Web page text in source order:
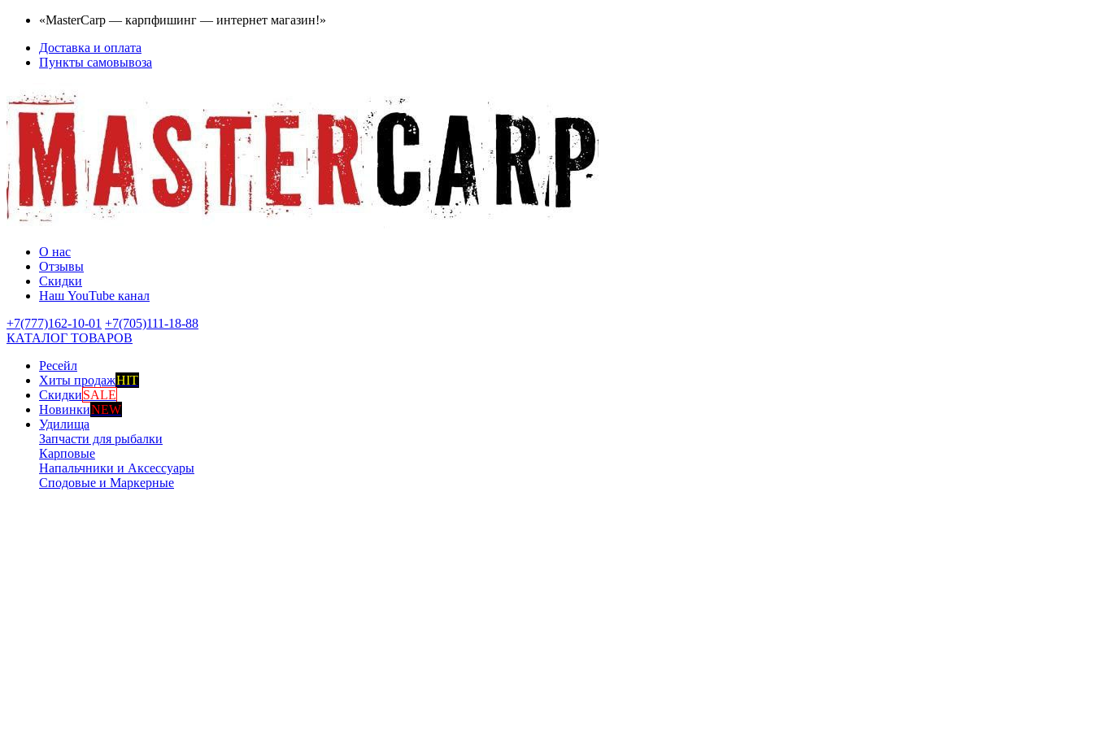
«MasterCarp — карпфишинг — интернет магазин!»
Доставка и оплата
Пункты самовывоза
О нас
Отзывы
Скидки
Наш YouTube канал
+7(777)162-10-01 +7(705)111-18-88
КАТАЛОГ ТОВАРОВ
Ресейл
Хиты продажHIT
СкидкиSALE
НовинкиNEW
Удилища
Запчасти для рыбалки
Карповые
Напальчники и Аксессуары
Сподовые и Маркерные